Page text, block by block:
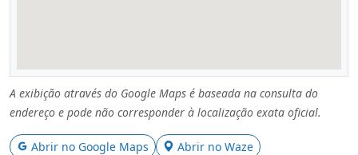
A exibição através do Google Maps é baseada na consulta do
endereço e pode não corresponder à localização exata oficial.
Abrir no Google Maps Abrir no Waze